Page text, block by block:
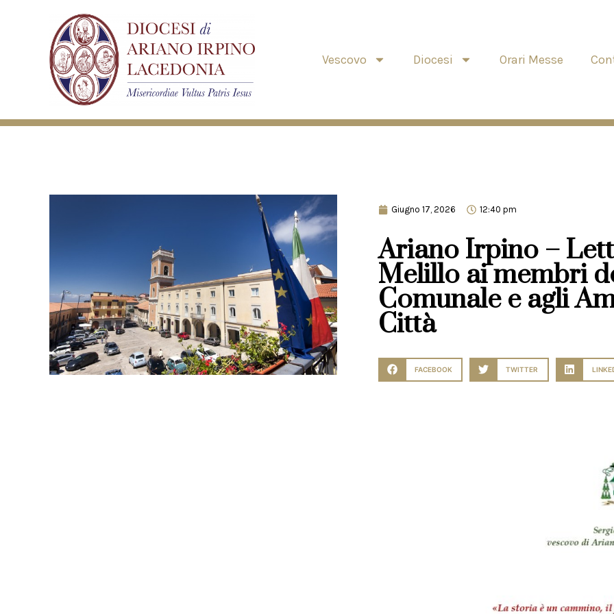
Vescovo Diocesi Orari Messe
Giugno 17, 2026 12:40 pm
Ariano Irpino –
Melillo ai membri
Comunale e agli
Città
FACEBOOK TWITTER